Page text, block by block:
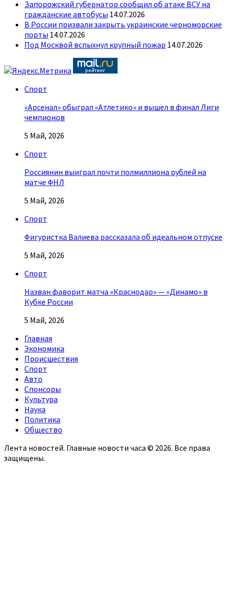
Запорожский губернатор сообщил об атаке ВСУ на
гражданские автобусы 14.07.2026
В России призвали закрыть украинские черноморские
порты 14.07.2026
Под Москвой вспыхнул крупный пожар 14.07.2026
Спорт
«Арсенал» обыграл «Атлетико» и вышел в финал Лиги
чемпионов
5 Май, 2026
Спорт
Россиянин выиграл почти полмиллиона рублей на
матче ФНЛ
5 Май, 2026
Спорт
Фигуристка Валиева рассказала об идеальном отпуске
5 Май, 2026
Спорт
Назван фаворит матча «Краснодар» — «Динамо» в
Кубке России
5 Май, 2026
Главная
Экономика
Происшествия
Спорт
Авто
Спонсоры
Культура
Наука
Политика
Общество
Лента новостей. Главные новости часа © 2026. Все права
защищены.